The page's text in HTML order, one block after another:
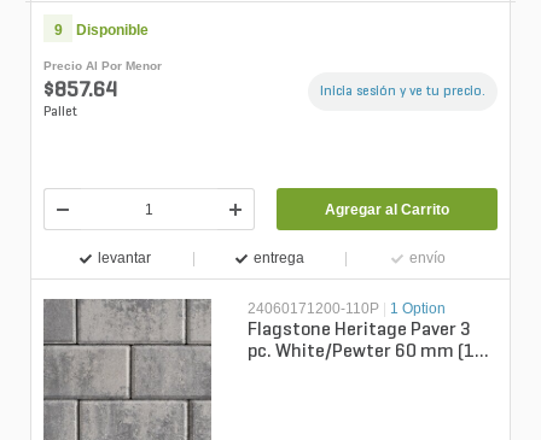
9 Disponible
Precio Al Por Menor
$857.64
Pallet
Inicia sesión y ve tu precio.
Agregar al Carrito
levantar entrega envío
24060171200-110P | 1 Option
Flagstone Heritage Paver 3
pc. White/Pewter 60 mm (110